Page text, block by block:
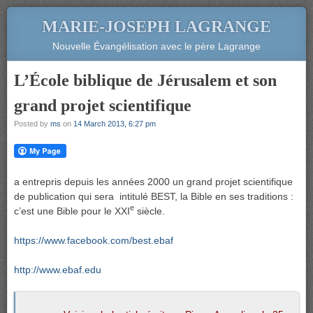
MARIE-JOSEPH LAGRANGE
Nouvelle Évangélisation avec le père Lagrange
L’École biblique de Jérusalem et son
grand projet scientifique
Posted by ms on 14 March 2013, 6:27 pm
a entrepris depuis les années 2000 un grand projet scientifique
de publication qui sera intitulé BEST, la Bible en ses traditions :
c’est une Bible pour le XXIe siècle.
https://www.facebook.com/best.ebaf
http://www.ebaf.edu